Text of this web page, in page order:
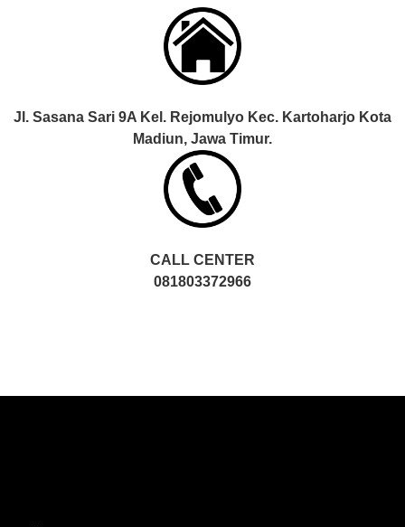
Jl. Sasana Sari 9A Kel. Rejomulyo Kec. Kartoharjo Kota
Madiun, Jawa Timur.
CALL CENTER
081803372966